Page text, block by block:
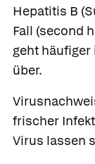
Hepatitis B
Fall (second
geht
über.
frischer
Virus lassen